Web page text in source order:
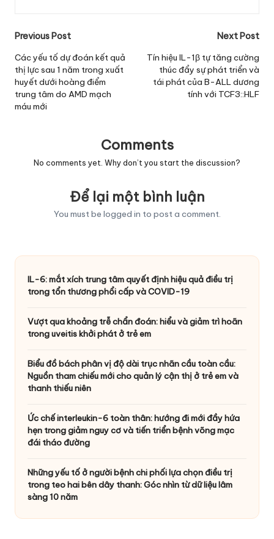
Post
navigation
Previous Post
Các yếu tố dự đoán kết quả
thị lực sau 1 năm trong xuất
huyết dưới hoàng điểm
trung tâm do AMD mạch
máu mới
Next Post
Tín hiệu IL-1β tự tăng cường
thúc đẩy sự phát triển và
tái phát của B-ALL dương
tính với TCF3::HLF
Comments
No comments yet. Why don’t you start the discussion?
Để lại một bình luận
You must be logged in to post a comment.
IL-6: mắt xích trung tâm quyết định hiệu quả điều trị
trong tổn thương phổi cấp và COVID-19
Vượt qua khoảng trễ chẩn đoán: hiểu và giảm trì hoãn
trong uveitis khởi phát ở trẻ em
Biểu đồ bách phân vị độ dài trục nhãn cầu toàn cầu:
Nguồn tham chiếu mới cho quản lý cận thị ở trẻ em và
thanh thiếu niên
Ức chế interleukin-6 toàn thân: hướng đi mới đầy hứa
hẹn trong giảm nguy cơ và tiến triển bệnh võng mạc
đái tháo đường
Những yếu tố ở người bệnh chi phối lựa chọn điều trị
trong teo hai bên dây thanh: Góc nhìn từ dữ liệu lâm
sàng 10 năm